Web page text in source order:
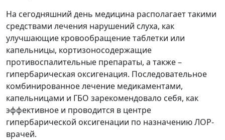
На сегодняшний день медицина располагает такими
средствами лечения нарушений слуха, как
улучшающие кровообращение таблетки или
капельницы, кортизоносодержащие
противоспалительные препараты, а также –
гипербарическая оксигенация. Последовательное
комбинированное лечение медикаментами,
капельницами и ГБО зарекомендовало себя, как
эффективное и проводится в центре
гипербарической оксигенации по назначению ЛОР-
врачей.